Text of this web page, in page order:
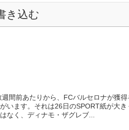
き込む
間前あたりから、FCバルセロナが獲得
います。それは26日のSPORT紙が大
なく、ディナモ・ザグレブ...